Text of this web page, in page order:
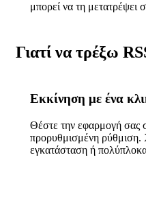
μπορεί να τη μετατρέψει
Γιατί να τρέξω
Εκκίνηση με ένα
Θέστε την εφαρμογή σας
προρυθμισμένη ρύθμιση.
εγκατάσταση ή